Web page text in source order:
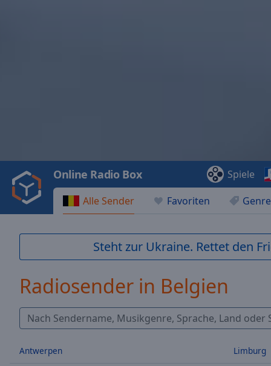
Video
Play
Backward
Skip
Mute
Time0:00
Duration-:-
TypeLIVE
Alle Sender Favoriten
Online Radio Box Spiele
Steht zur Ukraine. Rettet den
Radiosender in Belgien
Antwerpen Limburg